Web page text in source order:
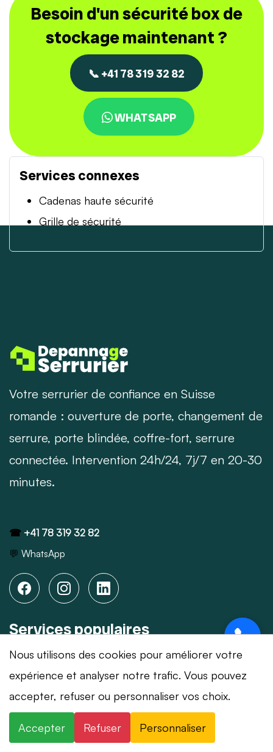
Besoin d'un sécurité box de
stockage maintenant ?
📞 +41 78 319 32 82
WHATSAPP
Services connexes
Cadenas haute sécurité
Grille de sécurité
Votre serrurier de confiance en Suisse
romande : ouverture de porte, changement de
serrure, porte blindée, coffre-fort, serrure
connectée. Intervention 24h/24, 7j/7 en 20-30
minutes.
☎ +41 78 319 32 82
💬 WhatsApp
Services populaires
Ouverture de porte
Changement de serrure
Réparation serrure
Après cambriolage
Porte blindée
Nous utilisons des cookies pour améliorer votre
expérience et analyser notre trafic. Vous pouvez
accepter, refuser ou personnaliser vos choix.
Accepter Refuser Personnaliser
⚡ Intervention en 20 min· 24h/24 · 7j/7 ·
Devis gratuit
+41 78 319 32 82
WhatsApp